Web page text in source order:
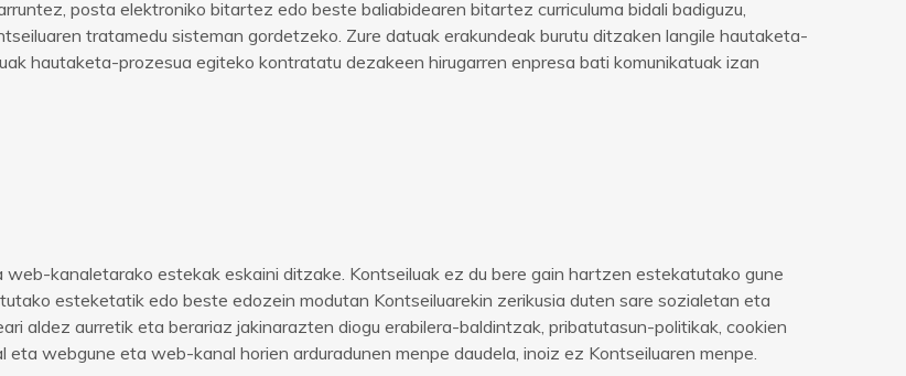
posta elektroniko bitartez edo beste baliabidearen bitartez curriculuma bidali badiguzu,
tratamedu sisteman gordetzeko. Zure datuak erakundeak burutu ditzaken langile hautaketa-
hautaketa-prozesua egiteko kontratatu dezakeen hirugarren enpresa bati komunikatuak izan
kanaletarako estekak eskaini ditzake. Kontseiluak ez du bere gain hartzen estekatutako gune
esteketatik edo beste edozein modutan Kontseiluarekin zerikusia duten sare sozialetan eta
aldez aurretik eta berariaz jakinarazten diogu erabilera-baldintzak, pribatutasun-politikak, cookien
webgune eta web-kanal horien arduradunen menpe daudela, inoiz ez Kontseiluaren menpe.